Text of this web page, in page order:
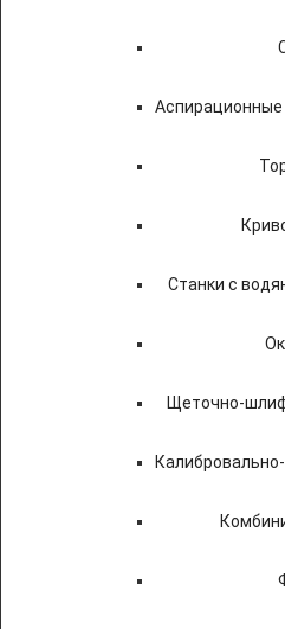
Аспирационные
Станки с
Щеточно-